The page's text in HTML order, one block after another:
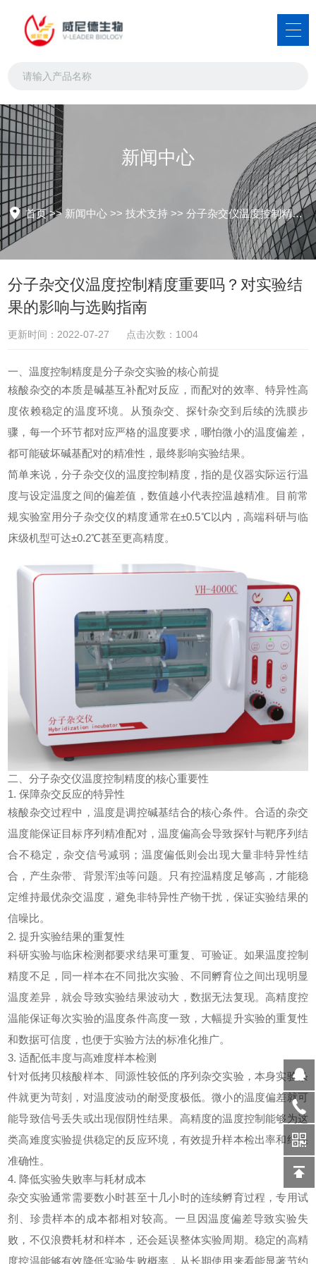
新闻中心
首页>> 新闻中心 >>技术支持 >>分子杂交仪温度控制精度重要吗？对实验结果的影响与选购指南
分子杂交仪温度控制精度重要吗？对实验结
果的影响与选购指南
更新时间：2022-07-27 点击次数：1004
一、温度控制精度是分子杂交实验的核心前提
核酸杂交的本质是碱基互补配对反应，而配对的效率、特异性高
度依赖稳定的温度环境。从预杂交、探针杂交到后续的洗膜步
骤，每一个环节都对应严格的温度要求，哪怕微小的温度偏差，
都可能破坏碱基配对的精准性，最终影响实验结果。
简单来说，分子杂交仪的温度控制精度，指的是仪器实际运行温
度与设定温度之间的偏差值，数值越小代表控温越精准。目前常
规实验室用分子杂交仪的精度通常在±0.5℃以内，高端科研与临
床级机型可达±0.2℃甚至更高精度。
二、分子杂交仪温度控制精度的核心重要性
1. 保障杂交反应的特异性
核酸杂交过程中，温度是调控碱基结合的核心条件。合适的杂交
温度能保证目标序列精准配对，温度偏高会导致探针与靶序列结
合不稳定，杂交信号减弱；温度偏低则会出现大量非特异性结
合，产生杂带、背景浑浊等问题。只有控温精度足够高，才能稳
定维持最优杂交温度，避免非特异性产物干扰，保证实验结果的
信噪比。
2. 提升实验结果的重复性
科研实验与临床检测都要求结果可重复、可验证。如果温度控制
精度不足，同一样本在不同批次实验、不同孵育位之间出现明显
温度差异，就会导致实验结果波动大，数据无法复现。高精度控
温能保证每次实验的温度条件高度一致，大幅提升实验的重复性
和数据可信度，也便于实验方法的标准化推广。
3. 适配低丰度与高难度样本检测
针对低拷贝核酸样本、同源性较低的序列杂交实验，本身实验条
件就更为苛刻，对温度波动的耐受度极低。微小的温度偏差就可
能导致信号丢失或出现假阴性结果。高精度的温度控制能够为这
类高难度实验提供稳定的反应环境，有效提升样本检出率和结果
准确性。
4. 降低实验失败率与耗材成本
杂交实验通常需要数小时甚至十几小时的连续孵育过程，专用试
剂、珍贵样本的成本都相对较高。一旦因温度偏差导致实验失
败，不仅浪费耗材和样本，还会延误整体实验周期。稳定的高精
度控温能够有效降低实验失败概率，从长期使用来看能显著节约